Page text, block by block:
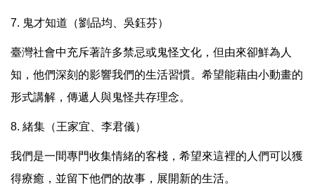
7. 鬼才知道（劉品均、吳鈺芬）
臺灣社會中充斥著許多禁忌或鬼怪文化，但由來卻鮮為人
知，他們深刻的影響我們的生活習慣。希望能藉由小動畫的
形式講解，傳遞人與鬼怪共存理念。
8. 緒集（王家宜、李君儀）
我們是一間專門收集情緒的客棧，希望來這裡的人們可以獲
得療癒，並留下他們的故事，展開新的生活。